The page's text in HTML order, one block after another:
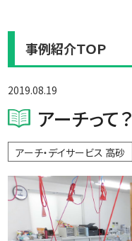
事例紹介ＴＯＰ
2019.08.19
アーチって？
アーチ・デイサービス 高砂